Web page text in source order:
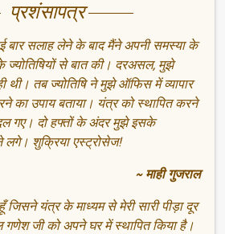
प्रशंसापत्र
बार सलाह लेने के बाद मैंने अपनी समस्या के
ज्योतिषियों से बात की। दरअसल, मुझे
थी। तब ज्योतिषि ने मुझे ऑफिस में व्यापार
का उपाय बताया। यंत्र को स्थापित करने
गए। दो हफ्तों के अंदर मुझे इसके
लगे। शुक्रिया एस्ट्रोसेज!
~ माही गुजराल
जिसने यंत्र के माध्यम से मेरी सारी पीड़ा दूर
जी को अपने घर में स्थापित किया है।